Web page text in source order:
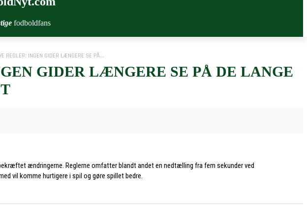
fodboldfans
REGLER: INGEN GIDER LÆNGERE SE PÅ...
GIDER LÆNGERE SE PÅ DE LANGE
ændringerne. Reglerne omfatter blandt andet en nedtælling fra fem sekunder ved
vil komme hurtigere i spil og gøre spillet bedre.